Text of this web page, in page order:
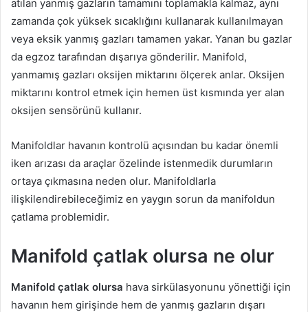
atılan yanmış gazların tamamını toplamakla kalmaz, aynı
zamanda çok yüksek sıcaklığını kullanarak kullanılmayan
veya eksik yanmış gazları tamamen yakar. Yanan bu gazlar
da egzoz tarafından dışarıya gönderilir. Manifold,
yanmamış gazları oksijen miktarını ölçerek anlar. Oksijen
miktarını kontrol etmek için hemen üst kısmında yer alan
oksijen sensörünü kullanır.
Manifoldlar havanın kontrolü açısından bu kadar önemli
iken arızası da araçlar özelinde istenmedik durumların
ortaya çıkmasına neden olur. Manifoldlarla
ilişkilendirebileceğimiz en yaygın sorun da manifoldun
çatlama problemidir.
Manifold çatlak olursa ne olur
Manifold çatlak olursa hava sirkülasyonunu yönettiği için
havanın hem girişinde hem de yanmış gazların dışarı